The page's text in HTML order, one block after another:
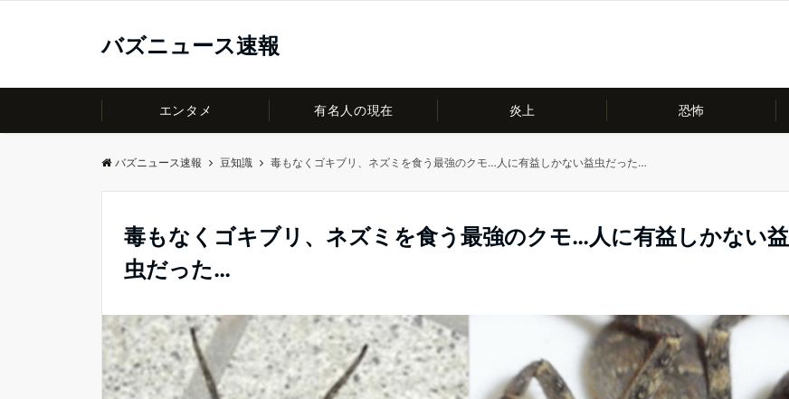
バズニュース速報
エンタメ 有名人の現在 炎上 恐怖
バズニュース速報 豆知識 毒もなくゴキブリ、ネズミを食う最強のクモ…人に有益しかない益虫だった…
毒もなくゴキブリ、ネズミを食う最強のクモ…人に有益しかない益
虫だった…